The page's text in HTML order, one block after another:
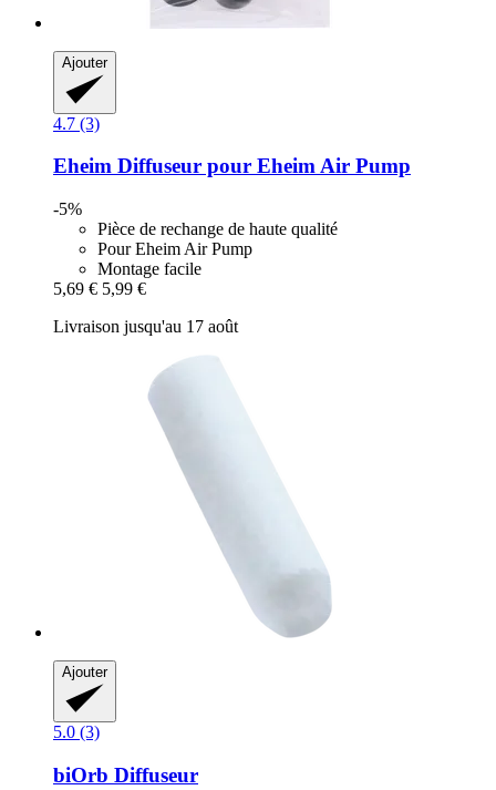
Ajouter
4.7 (3)
Eheim Diffuseur pour Eheim Air Pump
-5%
Pièce de rechange de haute qualité
Pour Eheim Air Pump
Montage facile
5,69 € 5,99 €
Livraison jusqu'au 17 août
Ajouter
5.0 (3)
biOrb Diffuseur